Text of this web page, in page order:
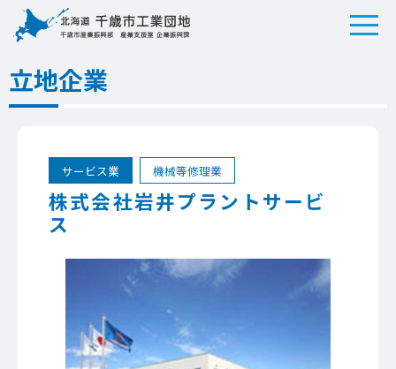
立地企業
サービス業 機械等修理業
株式会社岩井プラントサービ
ス